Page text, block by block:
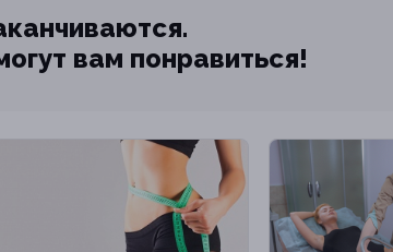
вам понравиться!